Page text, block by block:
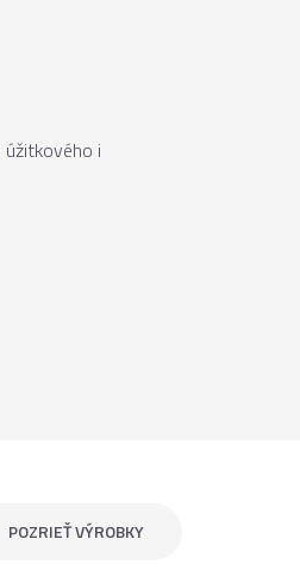
i
POZRIEŤ VÝROBKY